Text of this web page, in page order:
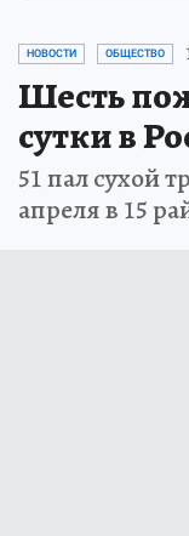
НОВОСТИ ОБЩЕСТВО
Шесть
сутки в
51 пал сухой
апреля в 15